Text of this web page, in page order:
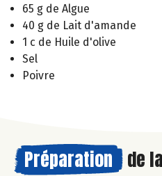
65 g de Algue
40 g de Lait d'amande
1 c de Huile d'olive
Sel
Poivre
Préparation de la